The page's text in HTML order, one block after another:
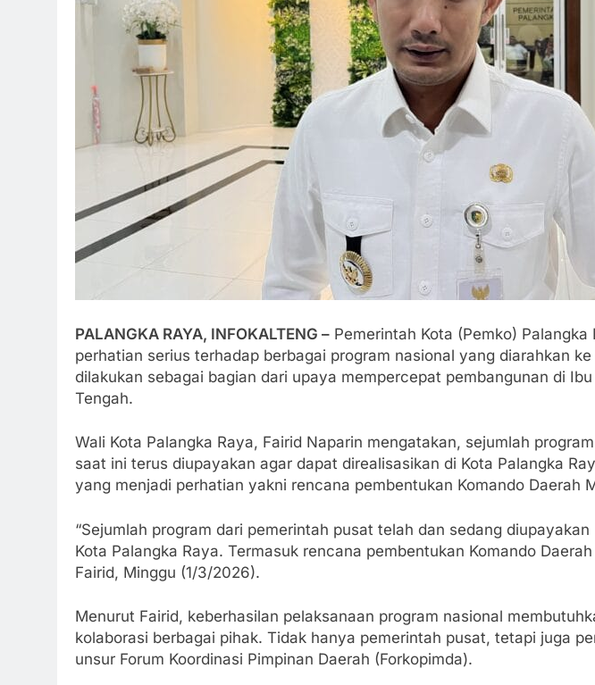
PALANGKA RAYA, INFOKALTENG – Pemerintah Kota (Pemko)
perhatian serius terhadap berbagai program nasional yang diarahkan
dilakukan sebagai bagian dari upaya mempercepat pembangunan di
Tengah.
Wali Kota Palangka Raya, Fairid Naparin mengatakan, sejumlah
saat ini terus diupayakan agar dapat direalisasikan di Kota Palangka
yang menjadi perhatian yakni rencana pembentukan Komando Daerah
“Sejumlah program dari pemerintah pusat telah dan sedang
Kota Palangka Raya. Termasuk rencana pembentukan Komando
Fairid, Minggu (1/3/2026).
Menurut Fairid, keberhasilan pelaksanaan program nasional
kolaborasi berbagai pihak. Tidak hanya pemerintah pusat, tetapi juga
unsur Forum Koordinasi Pimpinan Daerah (Forkopimda).